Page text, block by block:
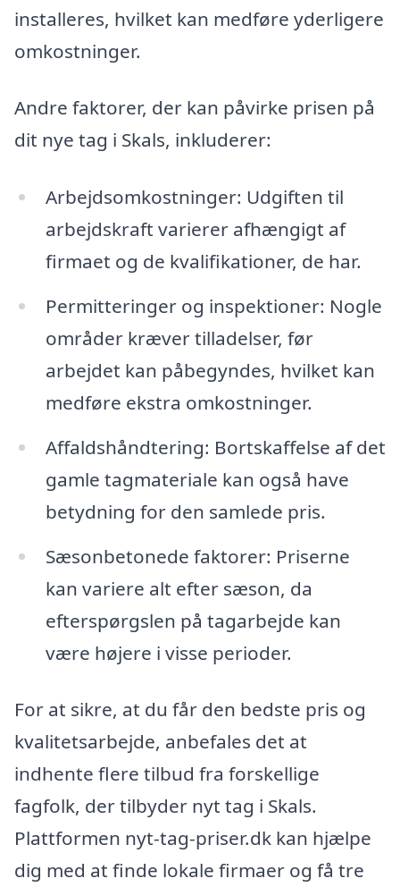
installeres, hvilket kan medføre yderligere
omkostninger.
Andre faktorer, der kan påvirke prisen på
dit nye tag i Skals, inkluderer:
Arbejdsomkostninger: Udgiften til
arbejdskraft varierer afhængigt af
firmaet og de kvalifikationer, de har.
Permitteringer og inspektioner: Nogle
områder kræver tilladelser, før
arbejdet kan påbegyndes, hvilket kan
medføre ekstra omkostninger.
Affaldshåndtering: Bortskaffelse af det
gamle tagmateriale kan også have
betydning for den samlede pris.
Sæsonbetonede faktorer: Priserne
kan variere alt efter sæson, da
efterspørgslen på tagarbejde kan
være højere i visse perioder.
For at sikre, at du får den bedste pris og
kvalitetsarbejde, anbefales det at
indhente flere tilbud fra forskellige
fagfolk, der tilbyder nyt tag i Skals.
Plattformen nyt-tag-priser.dk kan hjælpe
dig med at finde lokale firmaer og få tre